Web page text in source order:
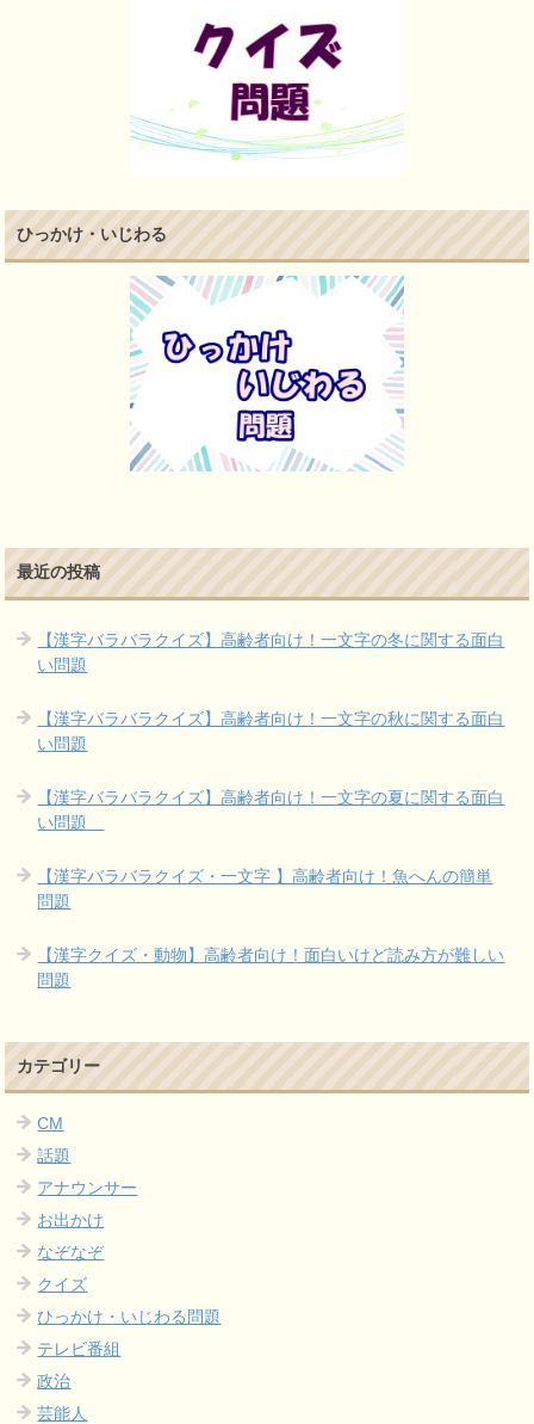
ひっかけ・いじわる
最近の投稿
【漢字バラバラクイズ】高齢者向け！一文字の冬に関する面白
い問題
【漢字バラバラクイズ】高齢者向け！一文字の秋に関する面白
い問題
【漢字バラバラクイズ】高齢者向け！一文字の夏に関する面白
い問題
【漢字バラバラクイズ・一文字 】高齢者向け！魚へんの簡単
問題
【漢字クイズ・動物】高齢者向け！面白いけど読み方が難しい
問題
カテゴリー
CM
話題
アナウンサー
お出かけ
なぞなぞ
クイズ
ひっかけ・いじわる問題
テレビ番組
政治
芸能人